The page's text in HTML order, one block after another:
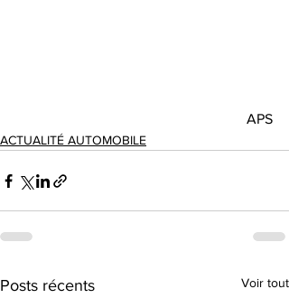
APS
ACTUALITÉ AUTOMOBILE
Posts récents Voir tout